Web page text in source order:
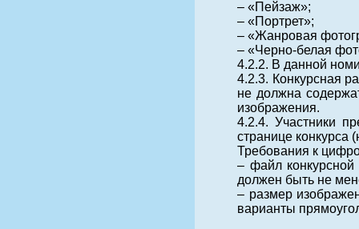
– «Пейзаж»;
– «Портрет»;
– «Жанровая
– «Черно-белая
4.2.2. В данной
4.2.3. Конкурсная
не должна
изображения.
4.2.4. Участники
странице конкурса
Требования к
– файл
должен быть не
– размер
варианты